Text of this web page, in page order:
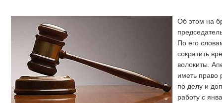
Об этом на
По его
сократить
волокиты.
иметь право
по делу и
работу с